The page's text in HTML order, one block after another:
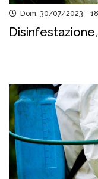
Dom, 30/07/2023 -